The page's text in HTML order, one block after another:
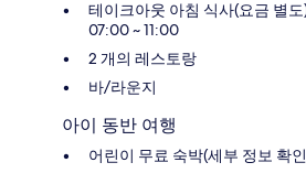
테이크아웃 아침 식사(요금 별
07:00 ~ 11:00
2 개의 레스토랑
바/라운지
아이 동반 여행
어린이 무료 숙박(세부 정보 확